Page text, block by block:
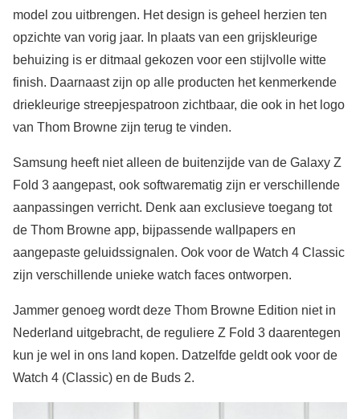
model zou uitbrengen. Het design is geheel herzien ten
opzichte van vorig jaar. In plaats van een grijskleurige
behuizing is er ditmaal gekozen voor een stijlvolle witte
finish. Daarnaast zijn op alle producten het kenmerkende
driekleurige streepjespatroon zichtbaar, die ook in het logo
van Thom Browne zijn terug te vinden.
Samsung heeft niet alleen de buitenzijde van de Galaxy Z
Fold 3 aangepast, ook softwarematig zijn er verschillende
aanpassingen verricht. Denk aan exclusieve toegang tot
de Thom Browne app, bijpassende wallpapers en
aangepaste geluidssignalen. Ook voor de Watch 4 Classic
zijn verschillende unieke watch faces ontworpen.
Jammer genoeg wordt deze Thom Browne Edition niet in
Nederland uitgebracht, de reguliere Z Fold 3 daarentegen
kun je wel in ons land kopen. Datzelfde geldt ook voor de
Watch 4 (Classic) en de Buds 2.